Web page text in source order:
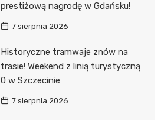
prestiżową nagrodę w Gdańsku!
7 sierpnia 2026
Historyczne tramwaje znów na
trasie! Weekend z linią turystyczną
0 w Szczecinie
7 sierpnia 2026